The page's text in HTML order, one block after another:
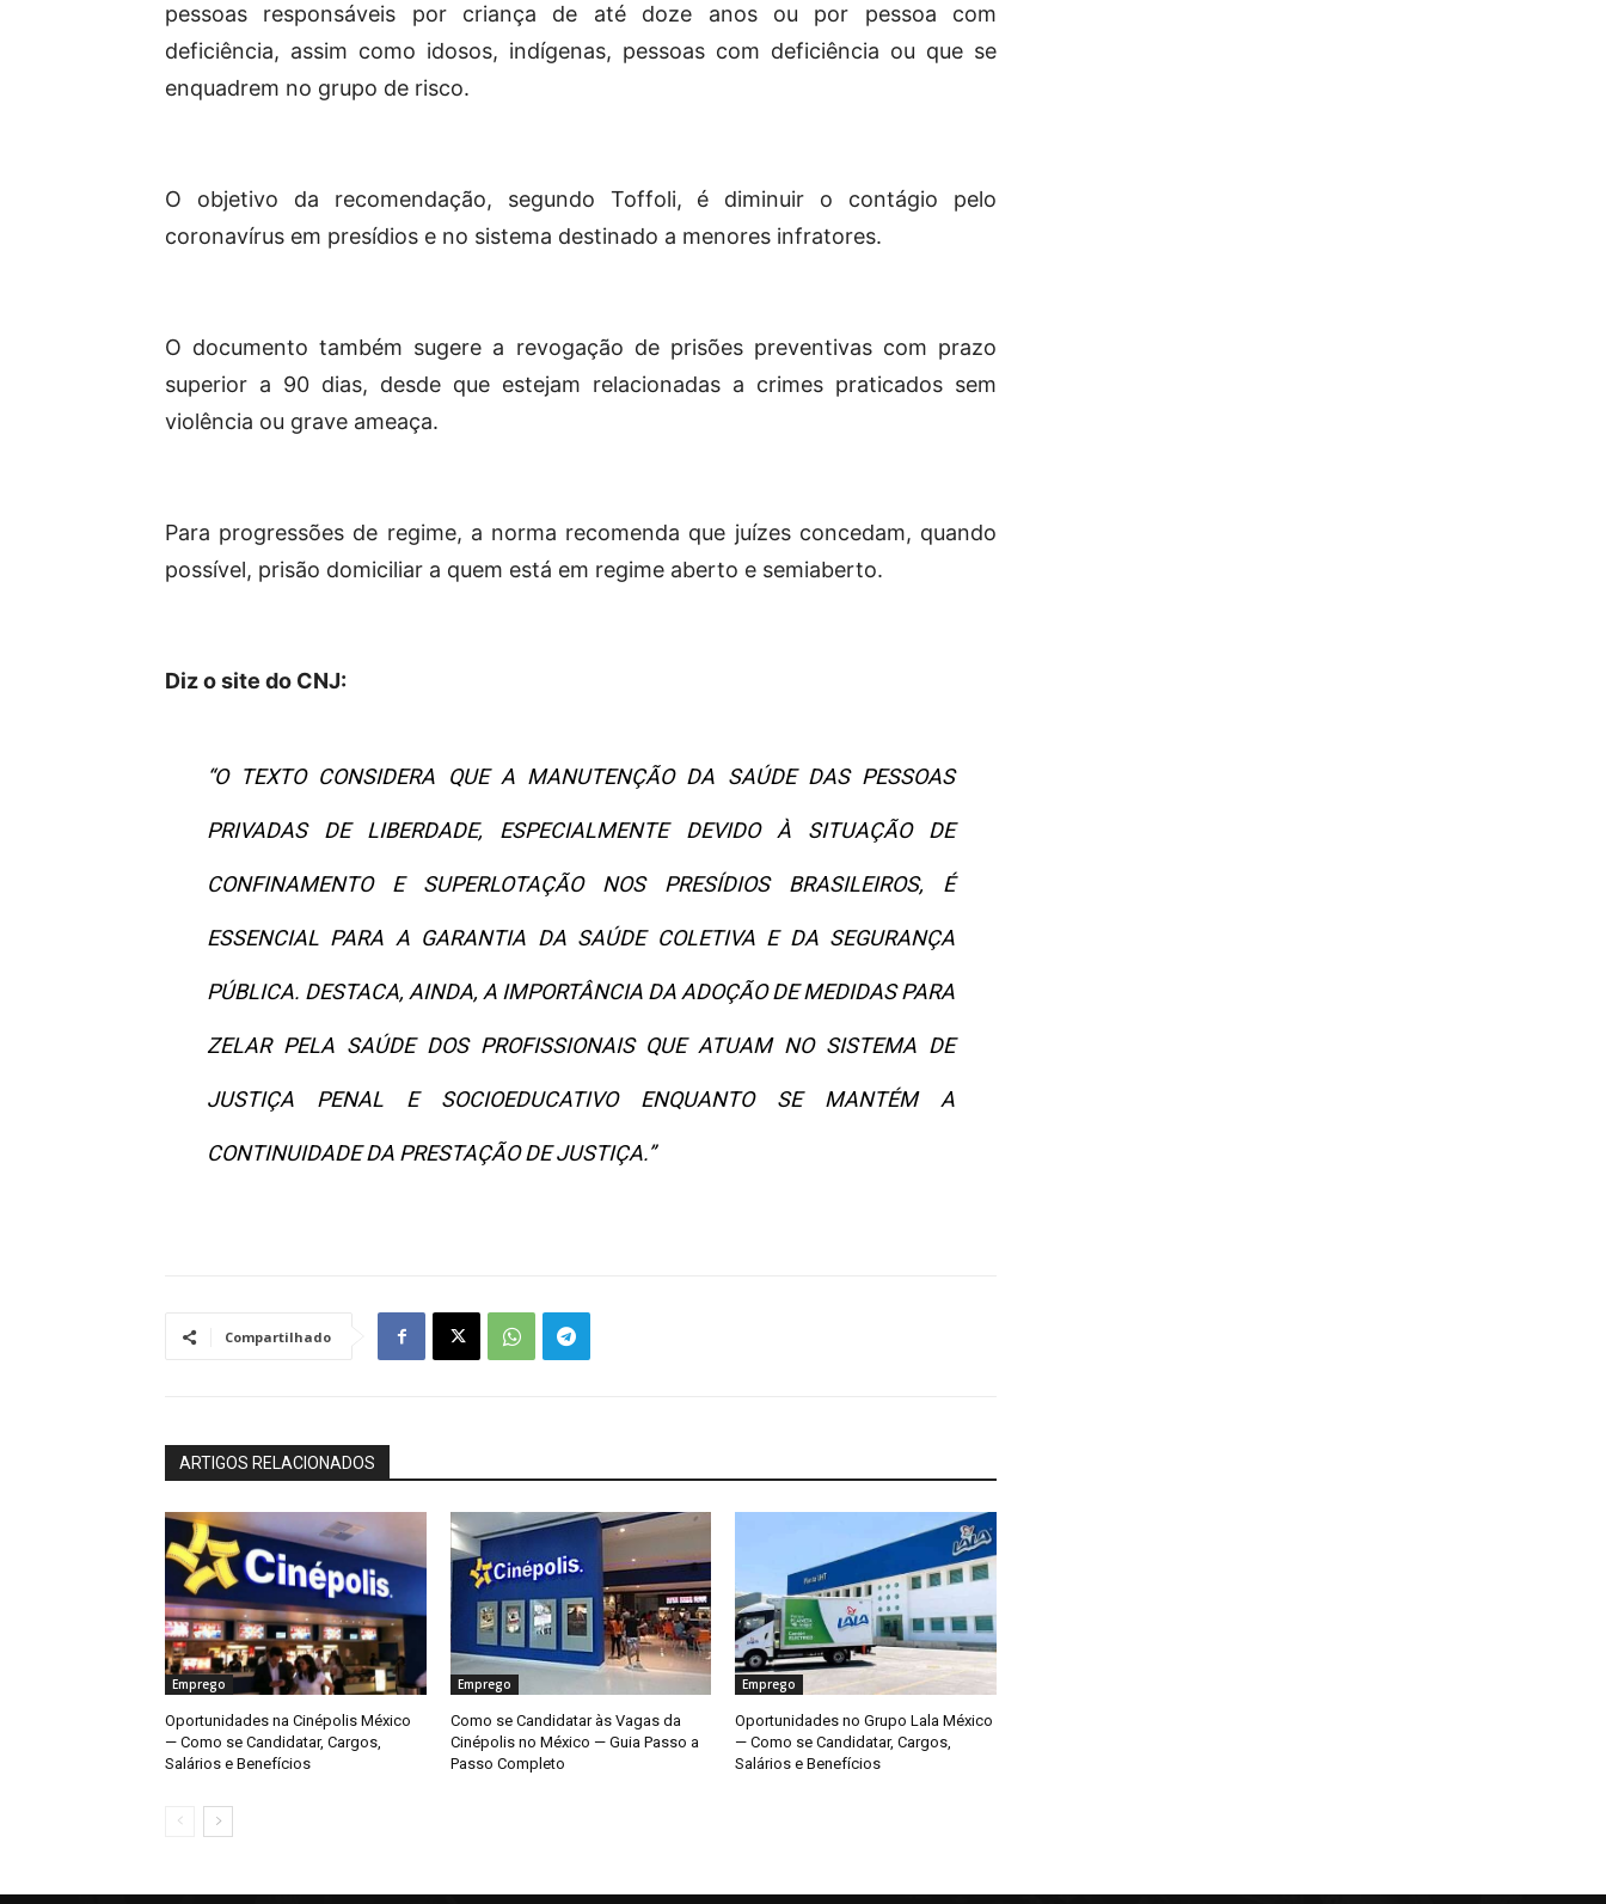
pessoas responsáveis por criança de até doze anos ou por pessoa com
deficiência, assim como idosos, indígenas, pessoas com deficiência ou que se
enquadrem no grupo de risco.
O objetivo da recomendação, segundo Toffoli, é diminuir o contágio pelo
coronavírus em presídios e no sistema destinado a menores infratores.
O documento também sugere a revogação de prisões preventivas com prazo
superior a 90 dias, desde que estejam relacionadas a crimes praticados sem
violência ou grave ameaça.
Para progressões de regime, a norma recomenda que juízes concedam, quando
possível, prisão domiciliar a quem está em regime aberto e semiaberto.
Diz o site do CNJ:
“O TEXTO CONSIDERA QUE A MANUTENÇÃO DA SAÚDE DAS PESSOAS
PRIVADAS DE LIBERDADE, ESPECIALMENTE DEVIDO À SITUAÇÃO DE
CONFINAMENTO E SUPERLOTAÇÃO NOS PRESÍDIOS BRASILEIROS, É
ESSENCIAL PARA A GARANTIA DA SAÚDE COLETIVA E DA SEGURANÇA
PÚBLICA. DESTACA, AINDA, A IMPORTÂNCIA DA ADOÇÃO DE MEDIDAS PARA
ZELAR PELA SAÚDE DOS PROFISSIONAIS QUE ATUAM NO SISTEMA DE
JUSTIÇA PENAL E SOCIOEDUCATIVO ENQUANTO SE MANTÉM A
CONTINUIDADE DA PRESTAÇÃO DE JUSTIÇA.”
Compartilhado
ARTIGOS RELACIONADOS
Emprego
Oportunidades na Cinépolis México
— Como se Candidatar, Cargos,
Salários e Benefícios
Emprego
Como se Candidatar às Vagas da
Cinépolis no México — Guia Passo a
Passo Completo
Emprego
Oportunidades no Grupo Lala México
— Como se Candidatar, Cargos,
Salários e Benefícios